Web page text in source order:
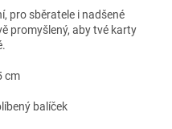
pro sběratele i nadšené
promyšlený, aby tvé karty
cm
balíček